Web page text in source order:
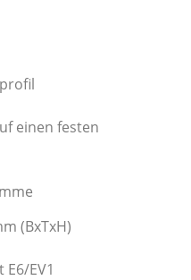
einen festen
(BxTxH)
EV1